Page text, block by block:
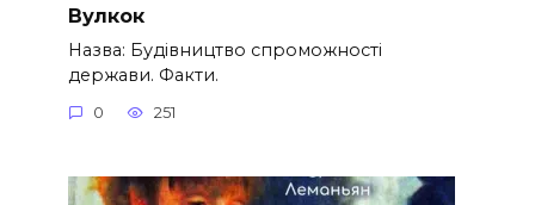
Вулкок
Назва: Будівництво спроможності
держави. Факти.
0 251